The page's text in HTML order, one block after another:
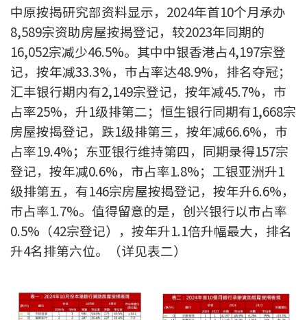
联络我们
联络方式
网上申请按揭转介
条款及细则
私隐政策
繁
本网页所提供资料仅作参考用途。
若因错漏而引致任何不便或损失，中原按揭概不负责。
本网站采用无障碍网页设计，如有任何问题，可查询：
中原地产 | 网上搵楼 |
中原工商铺
© 2026 中原按揭经纪有限公司 Centaline Mortgage Broker Limited 版权所有
中原按揭研究部资料显示，2024年首10个月承办
8,589宗资助房屋按揭登记，较2023年同期的
16,052宗减少46.5%。其中中银香港占4,197宗登
记，按年减33.3%，巿占率达48.9%，排名夺冠；
汇丰银行期内有2,149宗登记，按年减45.7%，市
占率25%，升1级排第二；恒生银行同期有1,668宗
房屋按揭登记，跌1级排第三，按年减66.6%，巿
占率19.4%；东亚银行维持第四，同期录得157宗
登记，按年减0.6%，市占率1.8%；工银亚洲升1
级排第五，有146宗房屋按揭登记，按年升6.6%，
巿占率1.7%。值得留意的是，创兴银行以市占率
0.5%（42宗登记），按年升1.1倍升幅最大，排名
升4名排第六位。（详见表二）